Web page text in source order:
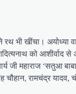
रथ भी खींचा।
को आशीर्वाद
जी महाराज
चौहान, रामचंद्र